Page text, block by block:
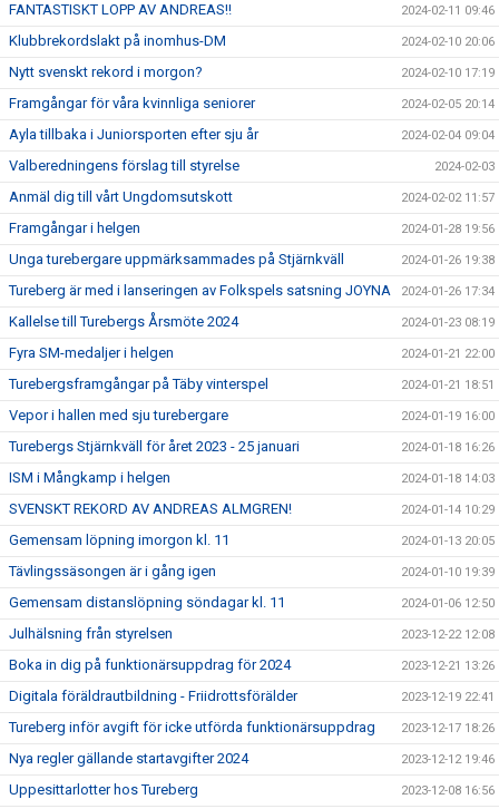
FANTASTISKT LOPP AV ANDREAS!! 2024-02-11 09:46
Klubbrekordslakt på inomhus-DM 2024-02-10 20:06
Nytt svenskt rekord i morgon? 2024-02-10 17:19
Framgångar för våra kvinnliga seniorer 2024-02-05 20:14
Ayla tillbaka i Juniorsporten efter sju år 2024-02-04 09:04
Valberedningens förslag till styrelse 2024-02-03
Anmäl dig till vårt Ungdomsutskott 2024-02-02 11:57
Framgångar i helgen 2024-01-28 19:56
Unga turebergare uppmärksammades på Stjärnkväll 2024-01-26 19:38
Tureberg är med i lanseringen av Folkspels satsning JOYNA 2024-01-26 17:34
Kallelse till Turebergs Årsmöte 2024 2024-01-23 08:19
Fyra SM-medaljer i helgen 2024-01-21 22:00
Turebergsframgångar på Täby vinterspel 2024-01-21 18:51
Vepor i hallen med sju turebergare 2024-01-19 16:00
Turebergs Stjärnkväll för året 2023 - 25 januari 2024-01-18 16:26
ISM i Mångkamp i helgen 2024-01-18 14:03
SVENSKT REKORD AV ANDREAS ALMGREN! 2024-01-14 10:29
Gemensam löpning imorgon kl. 11 2024-01-13 20:05
Tävlingssäsongen är i gång igen 2024-01-10 19:39
Gemensam distanslöpning söndagar kl. 11 2024-01-06 12:50
Julhälsning från styrelsen 2023-12-22 12:08
Boka in dig på funktionärsuppdrag för 2024 2023-12-21 13:26
Digitala föräldrautbildning - Friidrottsförälder 2023-12-19 22:41
Tureberg inför avgift för icke utförda funktionärsuppdrag 2023-12-17 18:26
Nya regler gällande startavgifter 2024 2023-12-12 19:46
Uppesittarlotter hos Tureberg 2023-12-08 16:56